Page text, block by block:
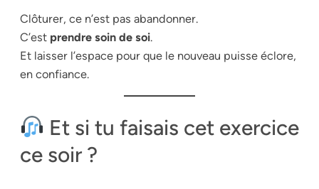
Clôturer, ce n’est pas abandonner.
C’est prendre soin de soi.
Et laisser l’espace pour que le nouveau puisse éclore,
en confiance.
Et si tu faisais cet exercice
ce soir ?